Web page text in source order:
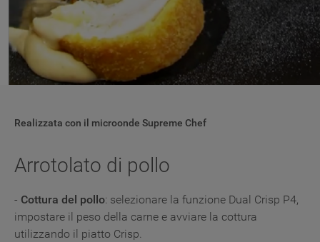
Realizzata con il microonde Supreme Chef
Arrotolato di pollo
- Cottura del pollo: selezionare la funzione Dual Crisp P4,
impostare il peso della carne e avviare la cottura
utilizzando il piatto Crisp.